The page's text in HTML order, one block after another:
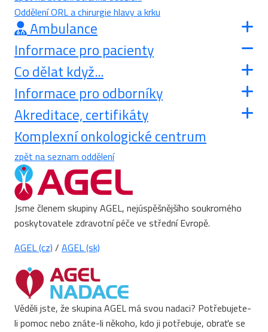
Oddělení ORL a chirurgie hlavy a krku
Ambulance
Informace pro pacienty
Co dělat když...
Informace pro odborníky
Akreditace, certifikáty
Komplexní onkologické centrum
zpět na seznam oddělení
Jsme členem skupiny AGEL, nejúspěšnějšího soukromého
poskytovatele zdravotní péče ve střední Evropě.
AGEL (cz) / AGEL (sk)
Věděli jste, že skupina AGEL má svou nadaci? Potřebujete-
li pomoc nebo znáte-li někoho, kdo ji potřebuje, obraťe se